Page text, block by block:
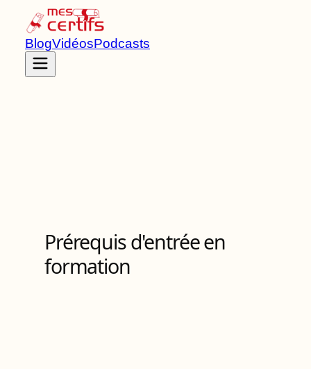
BlogVidéosPodcasts
Prérequis d'entrée en
formation